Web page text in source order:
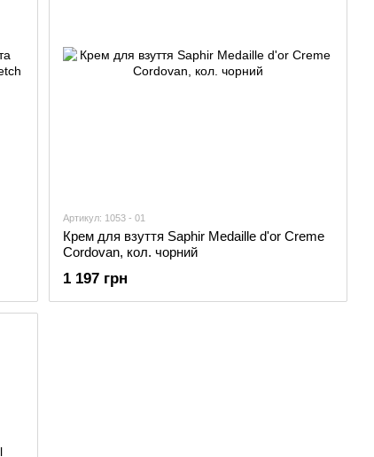
Артикул: 1053 - 01
Крем для взуття Saphir Medaille d'or Creme
Cordovan, кол. чорний
1 197 грн